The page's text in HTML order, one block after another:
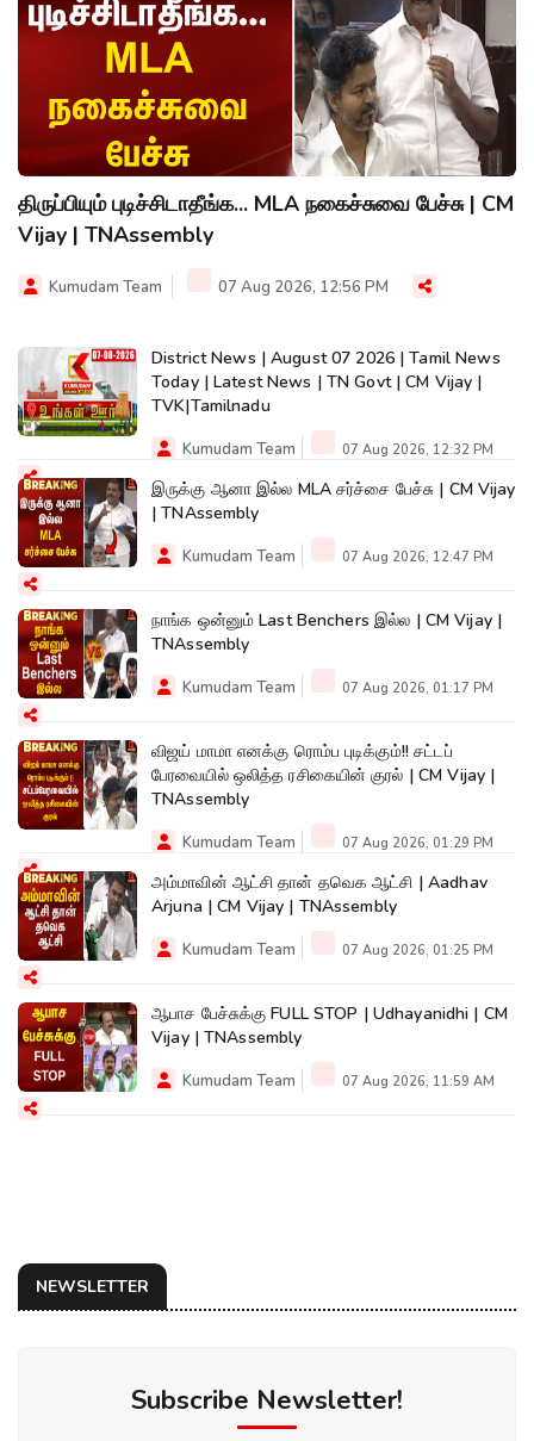
திருப்பியும் புடிச்சிடாதீங்க... MLA நகைச்சுவை பேச்சு | CM
Vijay | TNAssembly
Kumudam Team 07 Aug 2026, 12:56 PM
District News | August 07 2026 | Tamil News
Today | Latest News | TN Govt | CM Vijay |
TVK|Tamilnadu
Kumudam Team 07 Aug 2026, 12:32 PM
இருக்கு ஆனா இல்ல MLA சர்ச்சை பேச்சு | CM Vijay
| TNAssembly
Kumudam Team 07 Aug 2026, 12:47 PM
நாங்க ஒன்னும் Last Benchers இல்ல | CM Vijay |
TNAssembly
Kumudam Team 07 Aug 2026, 01:17 PM
விஜய் மாமா எனக்கு ரொம்ப புடிக்கும்!! சட்டப்
பேரவையில் ஒலித்த ரசிகையின் குரல் | CM Vijay |
TNAssembly
Kumudam Team 07 Aug 2026, 01:29 PM
அம்மாவின் ஆட்சி தான் தவெக ஆட்சி | Aadhav
Arjuna | CM Vijay | TNAssembly
Kumudam Team 07 Aug 2026, 01:25 PM
ஆபாச பேச்சுக்கு FULL STOP | Udhayanidhi | CM
Vijay | TNAssembly
Kumudam Team 07 Aug 2026, 11:59 AM
NEWSLETTER
Subscribe Newsletter!